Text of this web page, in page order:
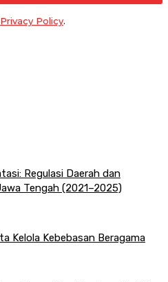
Privacy Policy.
Regulasi Daerah dan
Tengah (2021–2025)
Kelola Kebebasan Beragama